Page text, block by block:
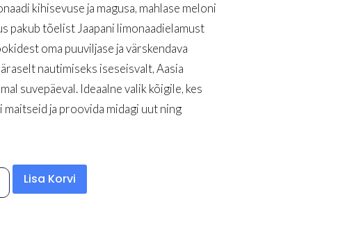
kihisevuse ja magusa, mahlase meloni
pakub tõelist Jaapani limonaadielamust
oma puuviljase ja värskendava
nautimiseks iseseisvalt, Aasia
suvepäeval. Ideaalne valik kõigile, kes
ja proovida midagi uut ning
Lisa Korvi